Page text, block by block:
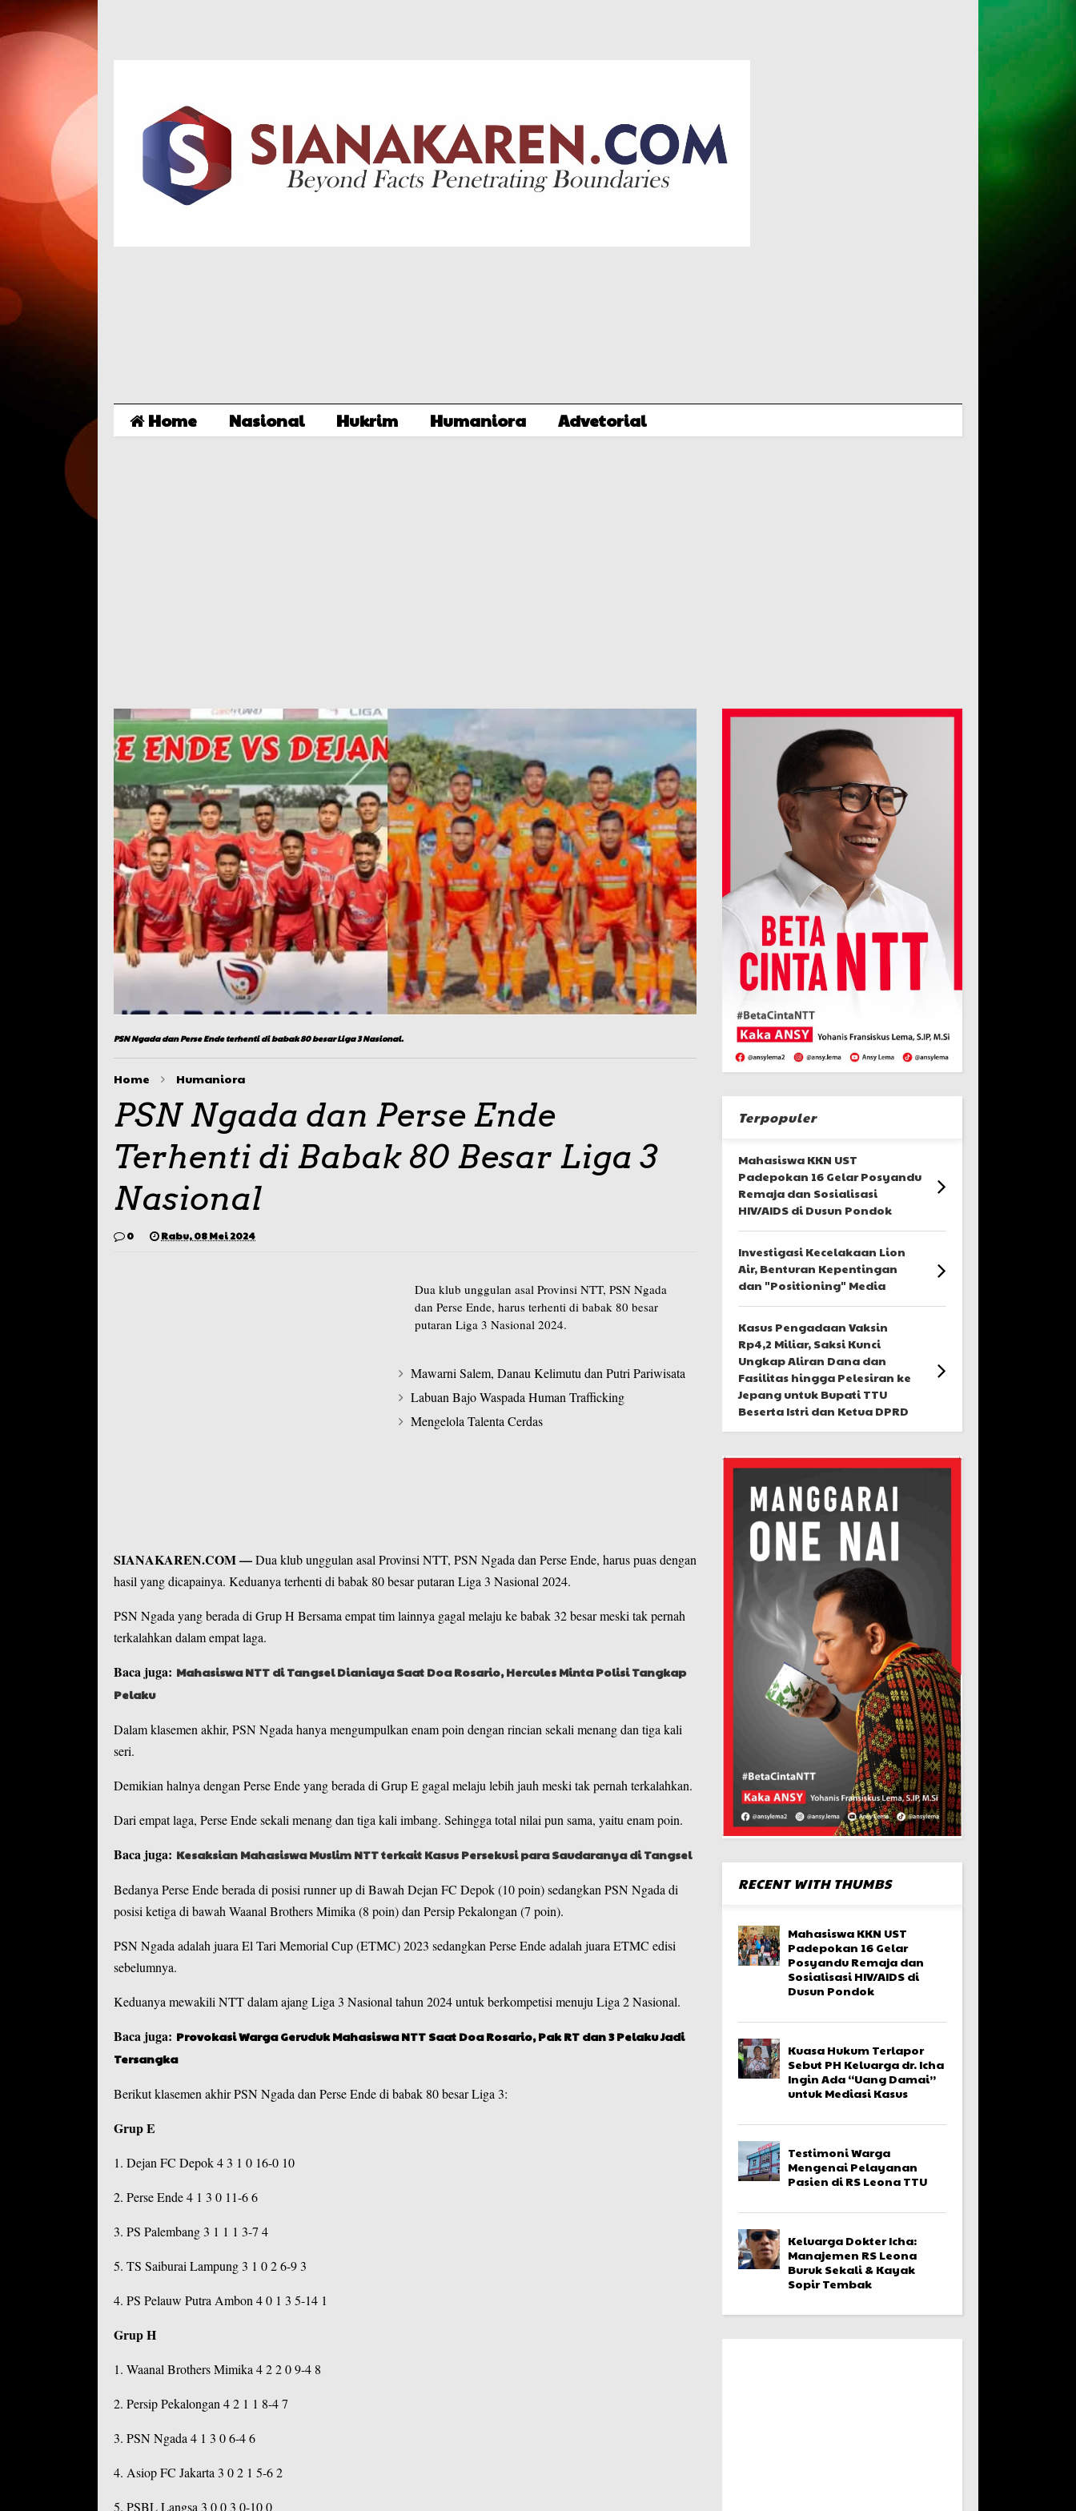
Home Nasional Hukrim Humaniora Advetorial
PSN Ngada dan Perse Ende terhenti di babak 80 besar Liga 3 Nasional.
Home Humaniora
PSN Ngada dan Perse Ende
Terhenti di Babak 80 Besar Liga 3
Nasional
0 Rabu, 08 Mei 2024
Dua klub unggulan asal Provinsi NTT, PSN Ngada
dan Perse Ende, harus terhenti di babak 80 besar
putaran Liga 3 Nasional 2024.
Mawarni Salem, Danau Kelimutu dan Putri Pariwisata
Labuan Bajo Waspada Human Trafficking
Mengelola Talenta Cerdas
SIANAKAREN.COM—Dua klub unggulan asal Provinsi NTT, PSN Ngada dan Perse Ende, harus puas dengan
hasil yang dicapainya. Keduanya terhenti di babak 80 besar putaran Liga 3 Nasional 2024.
PSN Ngada yang berada di Grup H Bersama empat tim lainnya gagal melaju ke babak 32 besar meski tak pernah
terkalahkan dalam empat laga.
Baca juga: Mahasiswa NTT di Tangsel Dianiaya Saat Doa Rosario, Hercules Minta Polisi Tangkap
Pelaku
Dalam klasemen akhir, PSN Ngada hanya mengumpulkan enam poin dengan rincian sekali menang dan tiga kali
seri.
Demikian halnya dengan Perse Ende yang berada di Grup E gagal melaju lebih jauh meski tak pernah terkalahkan.
Dari empat laga, Perse Ende sekali menang dan tiga kali imbang. Sehingga total nilai pun sama, yaitu enam poin.
Baca juga: Kesaksian Mahasiswa Muslim NTT terkait Kasus Persekusi para Saudaranya di Tangsel
Bedanya Perse Ende berada di posisi runner up di Bawah Dejan FC Depok (10 poin) sedangkan PSN Ngada di
posisi ketiga di bawah Waanal Brothers Mimika (8 poin) dan Persip Pekalongan (7 poin).
PSN Ngada adalah juara El Tari Memorial Cup (ETMC) 2023 sedangkan Perse Ende adalah juara ETMC edisi
sebelumnya.
Keduanya mewakili NTT dalam ajang Liga 3 Nasional tahun 2024 untuk berkompetisi menuju Liga 2 Nasional.
Baca juga: Provokasi Warga Geruduk Mahasiswa NTT Saat Doa Rosario, Pak RT dan 3 Pelaku Jadi
Tersangka
Berikut klasemen akhir PSN Ngada dan Perse Ende di babak 80 besar Liga 3:
Grup E
1. Dejan FC Depok 4 3 1 0 16-0 10
2. Perse Ende 4 1 3 0 11-6 6
3. PS Palembang 3 1 1 1 3-7 4
5. TS Saiburai Lampung 3 1 0 2 6-9 3
4. PS Pelauw Putra Ambon 4 0 1 3 5-14 1
Grup H
1. Waanal Brothers Mimika 4 2 2 0 9-4 8
2. Persip Pekalongan 4 2 1 1 8-4 7
3. PSN Ngada 4 1 3 0 6-4 6
4. Asiop FC Jakarta 3 0 2 1 5-6 2
5. PSBL Langsa 3 0 0 3 0-10 0
Terpopuler
Mahasiswa KKN UST
Padepokan 16 Gelar Posyandu
Remaja dan Sosialisasi
HIV/AIDS di Dusun Pondok
Investigasi Kecelakaan Lion
Air, Benturan Kepentingan
dan "Positioning" Media
Kasus Pengadaan Vaksin
Rp4,2 Miliar, Saksi Kunci
Ungkap Aliran Dana dan
Fasilitas hingga Pelesiran ke
Jepang untuk Bupati TTU
Beserta Istri dan Ketua DPRD
RECENT WITH THUMBS
Mahasiswa KKN UST
Padepokan 16 Gelar
Posyandu Remaja dan
Sosialisasi HIV/AIDS di
Dusun Pondok
Kuasa Hukum Terlapor
Sebut PH Keluarga dr. Icha
Ingin Ada “Uang Damai”
untuk Mediasi Kasus
Testimoni Warga
Mengenai Pelayanan
Pasien di RS Leona TTU
Keluarga Dokter Icha:
Manajemen RS Leona
Buruk Sekali & Kayak
Sopir Tembak